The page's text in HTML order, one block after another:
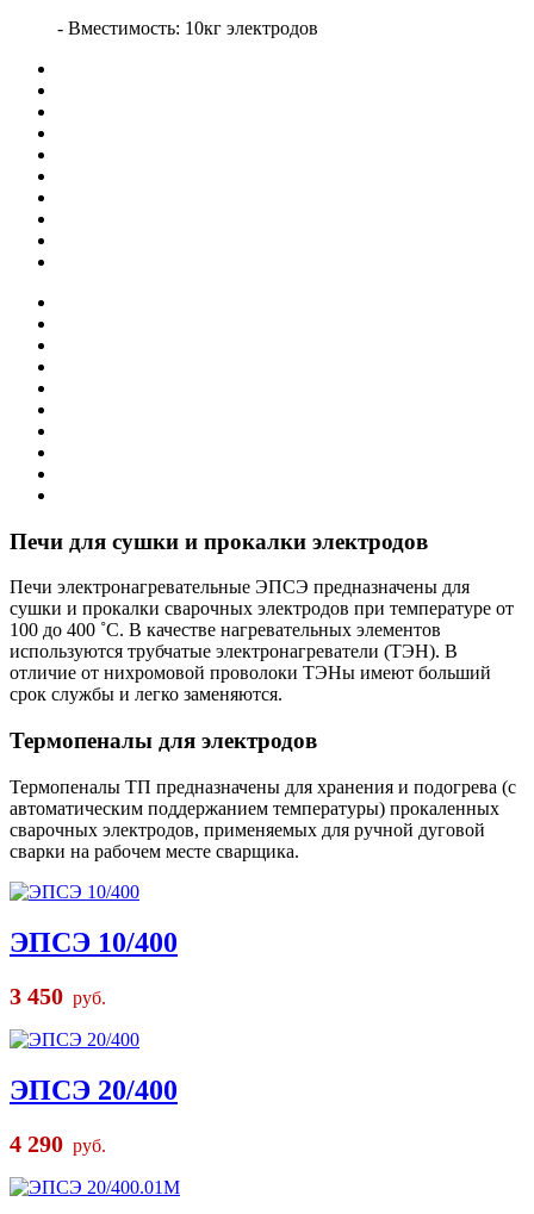
- Вместимость: 10кг электродов
Печи для сушки и прокалки электродов
Печи электронагревательные ЭПСЭ предназначены для
сушки и прокалки сварочных электродов при температуре от
100 до 400 ˚С. В качестве нагревательных элементов
используются трубчатые электронагреватели (ТЭН). В
отличие от нихромовой проволоки ТЭНы имеют больший
срок службы и легко заменяются.
Термопеналы для электродов
Термопеналы ТП предназначены для хранения и подогрева (с
автоматическим поддержанием температуры) прокаленных
сварочных электродов, применяемых для ручной дуговой
сварки на рабочем месте сварщика.
ЭПСЭ 10/400
3 450 руб.
ЭПСЭ 20/400
4 290 руб.